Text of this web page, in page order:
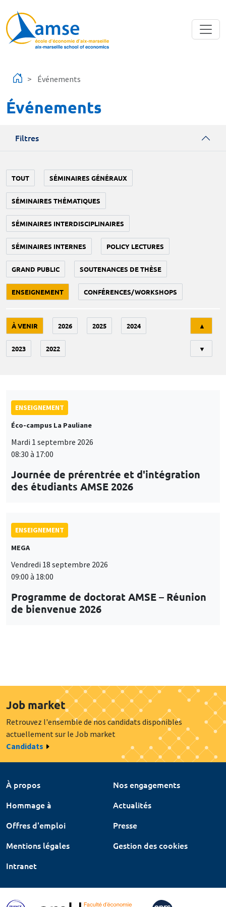
Événements
Événements
Filtres
TOUT SÉMINAIRES GÉNÉRAUX
SÉMINAIRES THÉMATIQUES
SÉMINAIRES INTERDISCIPLINAIRES
SÉMINAIRES INTERNES POLICY LECTURES
GRAND PUBLIC SOUTENANCES DE THÈSE
ENSEIGNEMENT CONFÉRENCES/WORKSHOPS
À VENIR 2026 2025 2024
2023 2022
▲
▼
ENSEIGNEMENT
Éco-campus La Pauliane
Mardi 1 septembre 2026
08:30 à 17:00
Journée de prérentrée et d'intégration
des étudiants AMSE 2026
ENSEIGNEMENT
MEGA
Vendredi 18 septembre 2026
09:00 à 18:00
Programme de doctorat AMSE – Réunion
de bienvenue 2026
Job market
Retrouvez l'ensemble de nos candidats disponibles
actuellement sur le Job market
Candidats
À propos
Nos engagements
Hommage à
Actualités
Offres d'emploi
Presse
Mentions légales
Gestion des cookies
Intranet